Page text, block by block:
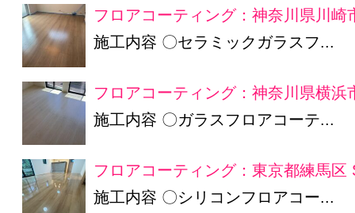
フロアコーティング：神奈川県川崎
施工内容 〇セラミックガラスフ...
フロアコーティング：神奈川県横浜
施工内容 〇ガラスフロアコーテ...
フロアコーティング：東京都練馬区
施工内容 〇シリコンフロアコー...